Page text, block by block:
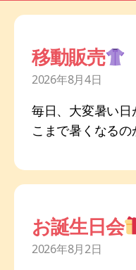
移動販売
2026年8月4日
毎日、大変暑い
こまで暑くなるの
お誕生日会
2026年8月2日